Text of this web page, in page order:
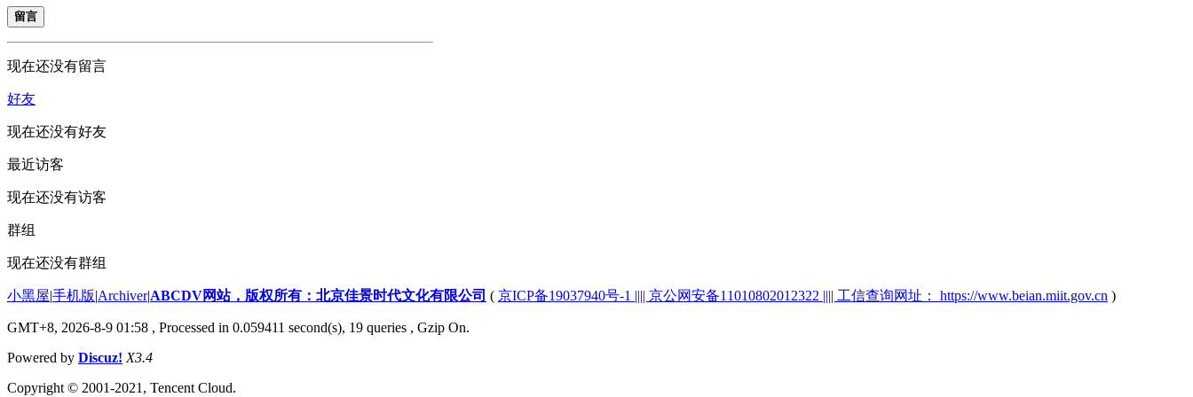
留言
现在还没有留言
好友
现在还没有好友
最近访客
现在还没有访客
群组
现在还没有群组
小黑屋|手机版|Archiver|ABCDV网站，版权所有：北京佳景时代文化有限公司 ( 京ICP备19037940号-1 |||| 京公网安备11010802012322 |||| 工信查询网址： https://www.beian.miit.gov.cn )
GMT+8, 2026-8-9 01:58 , Processed in 0.059411 second(s), 19 queries , Gzip On.
Powered by Discuz! X3.4
Copyright © 2001-2021, Tencent Cloud.